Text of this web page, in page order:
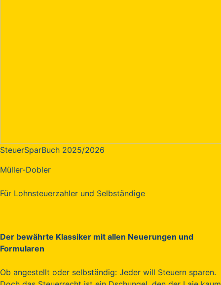
SteuerSparBuch 2025/2026
Müller-Dobler
Für Lohnsteuerzahler und Selbständige
Der bewährte Klassiker mit allen Neuerungen und
Formularen
Ob angestellt oder selbständig: Jeder will Steuern sparen.